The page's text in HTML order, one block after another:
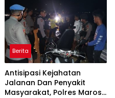
Berita
Antisipasi Kejahatan
Jalanan Dan Penyakit
Masyarakat, Polres Maros